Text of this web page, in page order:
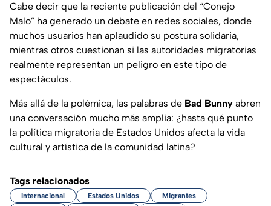
Cabe decir que la reciente publicación del “Conejo
Malo” ha generado un debate en redes sociales, donde
muchos usuarios han aplaudido su postura solidaria,
mientras otros cuestionan si las autoridades migratorias
realmente representan un peligro en este tipo de
espectáculos.
Más allá de la polémica, las palabras de Bad Bunny abren
una conversación mucho más amplia: ¿hasta qué punto
la política migratoria de Estados Unidos afecta la vida
cultural y artística de la comunidad latina?
Tags relacionados
Internacional Estados Unidos Migrantes